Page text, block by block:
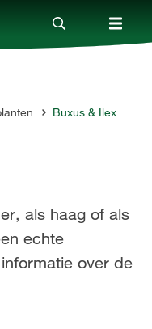
Buxus & Ilex
als haag of als
echte
over de